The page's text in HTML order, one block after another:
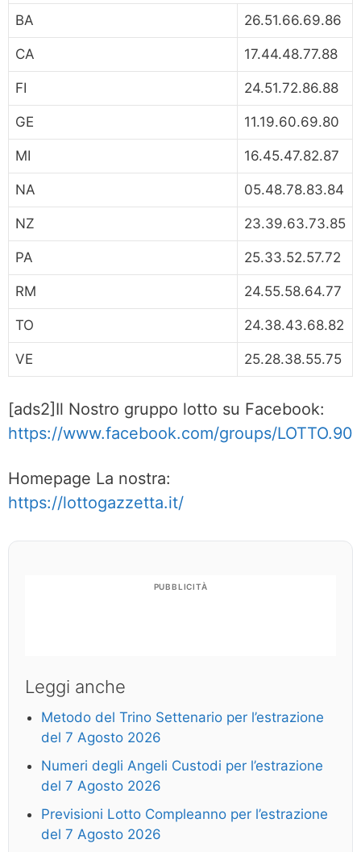
BA 26.51.66.69.86
CA 17.44.48.77.88
FI 24.51.72.86.88
GE 11.19.60.69.80
MI 16.45.47.82.87
NA 05.48.78.83.84
NZ 23.39.63.73.85
PA 25.33.52.57.72
RM 24.55.58.64.77
TO 24.38.43.68.82
VE 25.28.38.55.75
[ads2]Il Nostro gruppo lotto su Facebook:
https://www.facebook.com/groups/LOTTO.90
Homepage La nostra:
https://lottogazzetta.it/
PUBBLICITÀ
Leggi anche
Metodo del Trino Settenario per l’estrazione
del 7 Agosto 2026
Numeri degli Angeli Custodi per l’estrazione
del 7 Agosto 2026
Previsioni Lotto Compleanno per l’estrazione
del 7 Agosto 2026